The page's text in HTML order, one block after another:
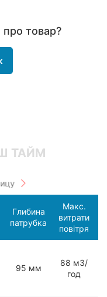
про товар?
ТАЙМ
Глибина
патрубка
Макс.
витрати
повітря
95 мм
88 мЗ/
год